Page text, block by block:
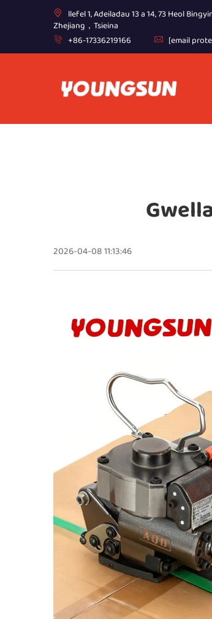
llefel 1, Adeiladau 13 a 14, 73 Heol
Zhejiang，Tsieina
+86-17336219166
[email
2026-04-08 11:13:46